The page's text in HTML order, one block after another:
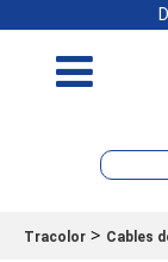
Tracolor > Cables